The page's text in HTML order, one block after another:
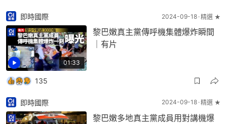
01:33
即時國際 2024-09-18 精選 ★
黎巴嫩真主黨傳呼機集體爆炸瞬間
｜有片
135
即時國際 2024-09-18 精選 ★
黎巴嫩多地真主黨成員用對講機爆